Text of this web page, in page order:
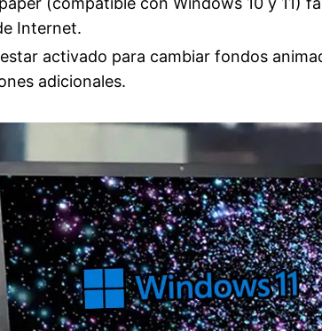
Internet.
activado para cambiar fondos
adicionales.